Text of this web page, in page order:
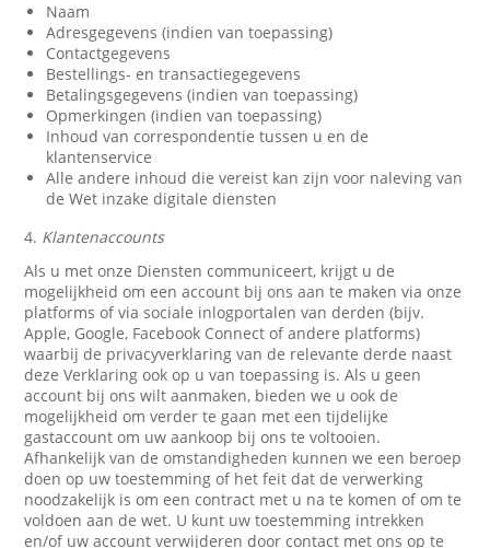
Naam
Adresgegevens (indien van toepassing)
Contactgegevens
Bestellings- en transactiegegevens
Betalingsgegevens (indien van toepassing)
Opmerkingen (indien van toepassing)
Inhoud van correspondentie tussen u en de
klantenservice
Alle andere inhoud die vereist kan zijn voor naleving van
de Wet inzake digitale diensten
4. Klantenaccounts
Als u met onze Diensten communiceert, krijgt u de
mogelijkheid om een account bij ons aan te maken via onze
platforms of via sociale inlogportalen van derden (bijv.
Apple, Google, Facebook Connect of andere platforms)
waarbij de privacyverklaring van de relevante derde naast
deze Verklaring ook op u van toepassing is. Als u geen
account bij ons wilt aanmaken, bieden we u ook de
mogelijkheid om verder te gaan met een tijdelijke
gastaccount om uw aankoop bij ons te voltooien.
Afhankelijk van de omstandigheden kunnen we een beroep
doen op uw toestemming of het feit dat de verwerking
noodzakelijk is om een contract met u na te komen of om te
voldoen aan de wet. U kunt uw toestemming intrekken
en/of uw account verwijderen door contact met ons op te